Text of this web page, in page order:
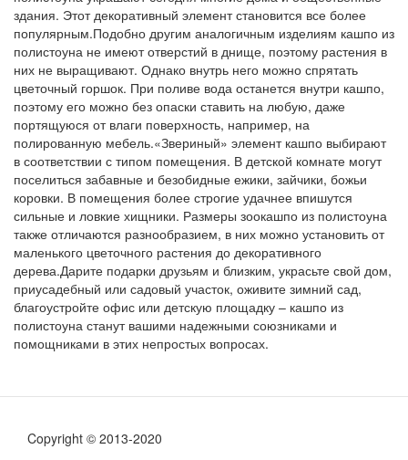
здания. Этот декоративный элемент становится все более
популярным.Подобно другим аналогичным изделиям кашпо из
полистоуна не имеют отверстий в днище, поэтому растения в
них не выращивают. Однако внутрь него можно спрятать
цветочный горшок. При поливе вода останется внутри кашпо,
поэтому его можно без опаски ставить на любую, даже
портящуюся от влаги поверхность, например, на
полированную мебель.«Звериный» элемент кашпо выбирают
в соответствии с типом помещения. В детской комнате могут
поселиться забавные и безобидные ежики, зайчики, божьи
коровки. В помещения более строгие удачнее впишутся
сильные и ловкие хищники. Размеры зоокашпо из полистоуна
также отличаются разнообразием, в них можно установить от
маленького цветочного растения до декоративного
дерева.Дарите подарки друзьям и близким, украсьте свой дом,
приусадебный или садовый участок, оживите зимний сад,
благоустройте офис или детскую площадку – кашпо из
полистоуна станут вашими надежными союзниками и
помощниками в этих непростых вопросах.
Copyright © 2013-2020